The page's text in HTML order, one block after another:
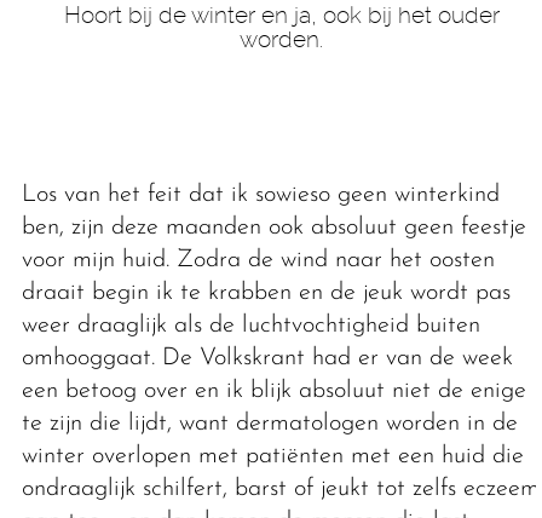
Hoort bij de winter en ja, ook bij het ouder
worden.
Los van het feit dat ik sowieso geen winterkind
ben, zijn deze maanden ook absoluut geen feestje
voor mijn huid. Zodra de wind naar het oosten
draait begin ik te krabben en de jeuk wordt pas
weer draaglijk als de luchtvochtigheid buiten
omhooggaat. De Volkskrant had er van de week
een betoog over en ik blijk absoluut niet de enige
te zijn die lijdt, want dermatologen worden in de
winter overlopen met patiënten met een huid die
ondraaglijk schilfert, barst of jeukt tot zelfs eczeem